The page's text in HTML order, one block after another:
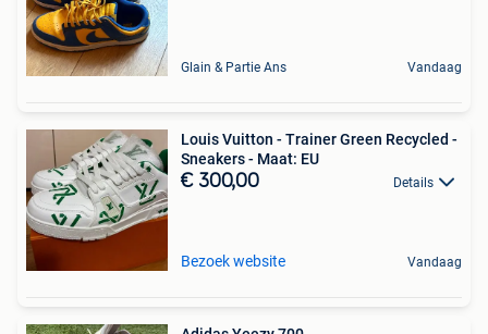
Glain & Partie Ans Vandaag
Louis Vuitton - Trainer Green Recycled -
Sneakers - Maat: EU
€ 300,00 Details
Bezoek website Vandaag